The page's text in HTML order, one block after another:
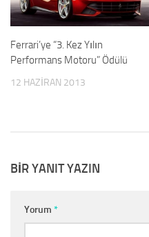
Ferrari’ye “3. Kez Yılın
Performans Motoru” Ödülü
12 HAZIRAN 2013
BIR YANIT YAZIN
Yorum *